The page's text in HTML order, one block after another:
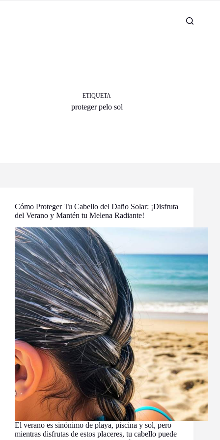
ETIQUETA
proteger pelo sol
Cómo Proteger Tu Cabello del Daño Solar: ¡Disfruta
del Verano y Mantén tu Melena Radiante!
El verano es sinónimo de playa, piscina y sol, pero
mientras disfrutas de estos placeres, tu cabello puede